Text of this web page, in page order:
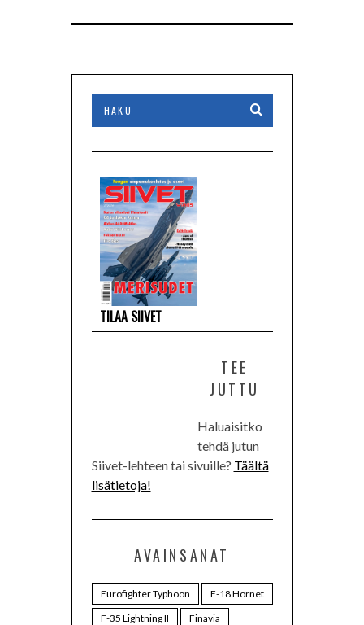
TILAA SIIVET
TEE
JUTTU
Haluaisitko
tehdä jutun
Siivet-lehteen tai sivuille? Täältä
lisätietoja!
AVAINSANAT
Eurofighter Typhoon
F-18 Hornet
F-35 Lightning II
Finavia